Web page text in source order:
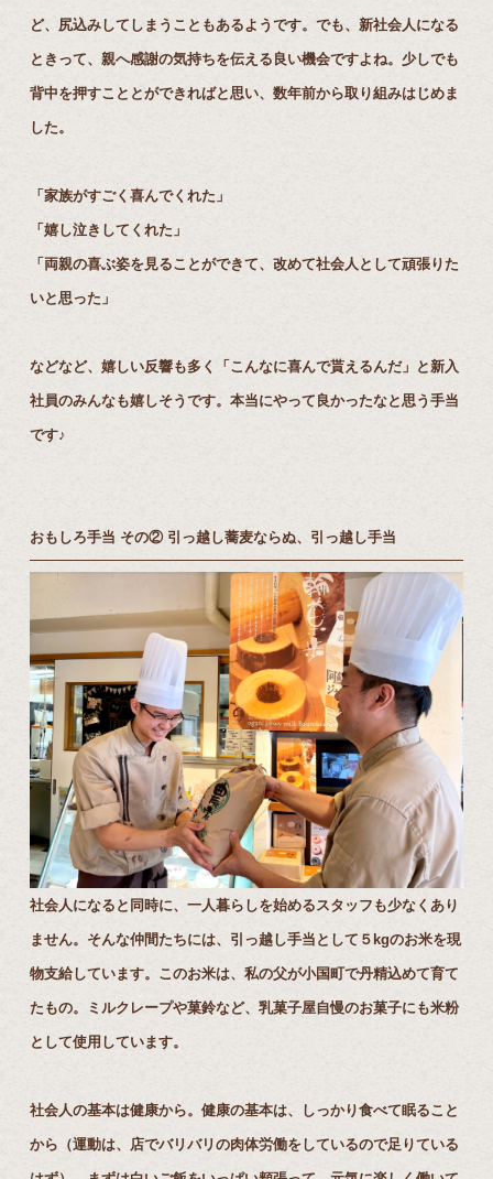
ど、尻込みしてしまうこともあるようです。でも、新社会人になる
ときって、親へ感謝の気持ちを伝える良い機会ですよね。少しでも
背中を押すこととができればと思い、数年前から取り組みはじめま
した。
「家族がすごく喜んでくれた」
「嬉し泣きしてくれた」
「両親の喜ぶ姿を見ることができて、改めて社会人として頑張りた
いと思った」
などなど、嬉しい反響も多く「こんなに喜んで貰えるんだ」と新入
社員のみんなも嬉しそうです。本当にやって良かったなと思う手当
です♪
おもしろ手当 その② 引っ越し蕎麦ならぬ、引っ越し手当
社会人になると同時に、一人暮らしを始めるスタッフも少なくあり
ません。そんな仲間たちには、引っ越し手当として５kgのお米を現
物支給しています。このお米は、私の父が小国町で丹精込めて育て
たもの。ミルクレープや菓鈴など、乳菓子屋自慢のお菓子にも米粉
として使用しています。
社会人の基本は健康から。健康の基本は、しっかり食べて眠ること
から（運動は、店でバリバリの肉体労働をしているので足りている